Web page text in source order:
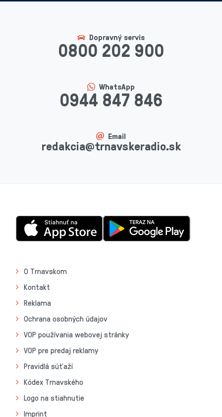
Dopravný servis
0800 202 900
WhatsApp
0944 847 846
Email
redakcia@trnavskeradio.sk
O Trnavskom
Kontakt
Reklama
Ochrana osobných údajov
VOP používania webovej stránky
VOP pre predaj reklamy
Pravidlá súťaží
Kódex Trnavského
Logo na stiahnutie
Imprint